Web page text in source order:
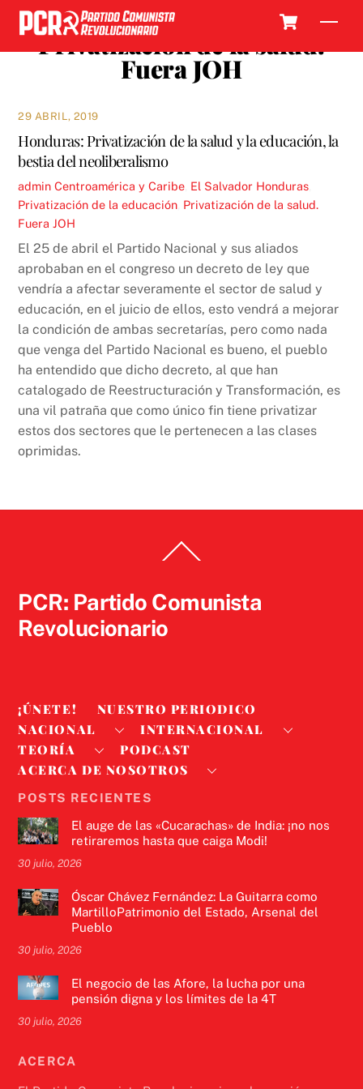
Skip
contentPrivatización de la salud.
Fuera JOH
29 ABRIL, 2019
Honduras: Privatización de la salud y la educación, la
bestia del neoliberalismo
admin Centroamérica y Caribe El Salvador Honduras
Privatización de la educación Privatización de la salud.
Fuera JOH
El 25 de abril el Partido Nacional y sus aliados
aprobaban en el congreso un decreto de ley que
vendría a afectar severamente el sector de salud y
educación, en el juicio de ellos, esto vendrá a mejorar
la condición de ambas secretarías, pero como nada
que venga del Partido Nacional es bueno, el pueblo
ha entendido que dicho decreto, al que han
catalogado de Reestructuración y Transformación, es
una vil patraña que como único fin tiene privatizar
estos dos sectores que le pertenecen a las clases
oprimidas.
To
PCR: Partido Comunista
Revolucionario
¡ÚNETE!
NUESTRO PERIODICO
NACIONAL
INTERNACIONAL
TEORÍA
PODCAST
ACERCA DE NOSOTROS
POSTS RECIENTES
El auge de las «Cucarachas» de India: ¡no nos
retiraremos hasta que caiga Modi!
30 julio, 2026
Óscar Chávez Fernández: La Guitarra como
MartilloPatrimonio del Estado, Arsenal del
Pueblo
30 julio, 2026
El negocio de las Afore, la lucha por una
pensión digna y los límites de la 4T
30 julio, 2026
ACERCA